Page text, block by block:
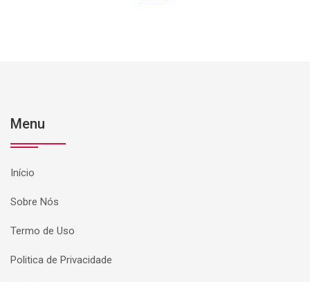
Menu
Início
Sobre Nós
Termo de Uso
Politica de Privacidade